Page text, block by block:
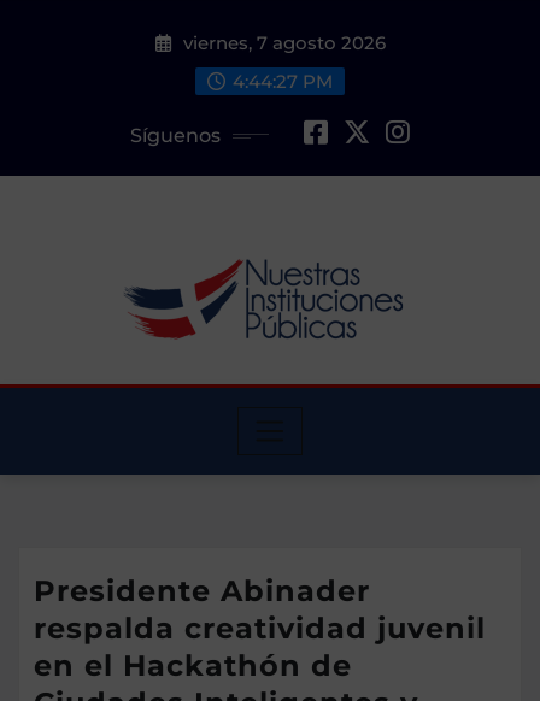
viernes, 7 agosto 2026
4:44:29 PM
Síguenos
Presidente Abinader
respalda creatividad juvenil
en el Hackathón de